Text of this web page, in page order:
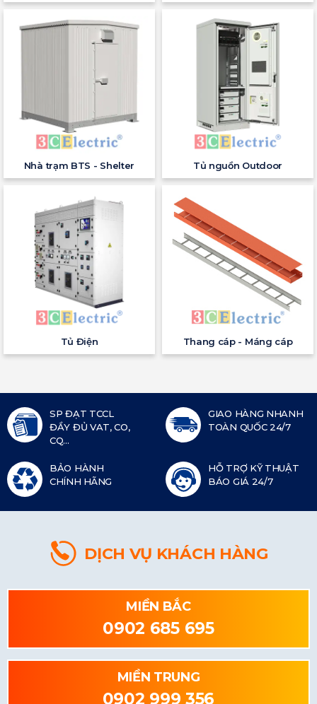
Nhà trạm BTS - Shelter Tủ nguồn Outdoor
Tủ Điện Thang cáp - Máng cáp
SP ĐẠT TCCL
ĐẦY ĐỦ VAT, CO,
CQ...
GIAO HÀNG NHANH
TOÀN QUỐC 24/7
BẢO HÀNH
CHÍNH HÃNG
HỖ TRỢ KỸ THUẬT
BÁO GIÁ 24/7
DỊCH VỤ KHÁCH HÀNG
MIỀN BẮC
0902 685 695
MIỀN TRUNG
0902 999 356